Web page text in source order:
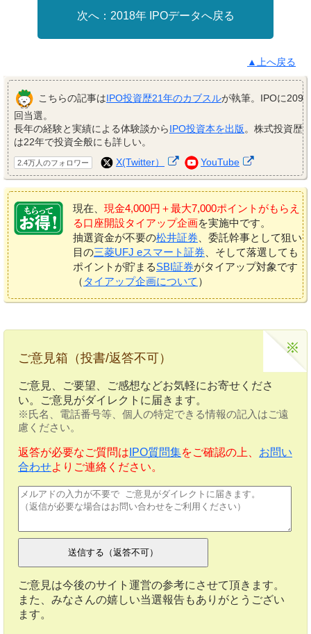
2018年 IPOデータへ戻る
▲上へ戻る
こちらの記事はIPO投資歴21年のカブスルが執筆。IPOに209
回当選。
長年の経験と実績による体験談からIPO投資本を出版。株式投資歴
は22年で投資全般にも詳しい。
2.4万人のフォロワー X(Twitter） YouTube
現在、 現金4,000円＋最大7,000ポイントがもらえ
る口座開設タイアップ企画を実施中です。
抽選資金が不要の松井証券 、委託幹事として狙い
目の三菱UFJ eスマート証券 、そして落選しても
ポイントが貯まるSBI証券がタイアップ対象です
（ タイアップ企画について ）
ご意見箱（投書/返答不可）
ご意見、ご要望、ご感想などお気軽にお寄せくださ
い。ご意見がダイレクトに届きます。
※氏名、電話番号等、個人の特定できる情報の記入はご遠
慮ください。
返答が必要なご質問は IPO質問集をご確認の上、 お問い
合わせよりご連絡ください。
ご意見は今後のサイト運営の参考にさせて頂きます。
また、みなさんの嬉しい当選報告もありがとうござい
ます。